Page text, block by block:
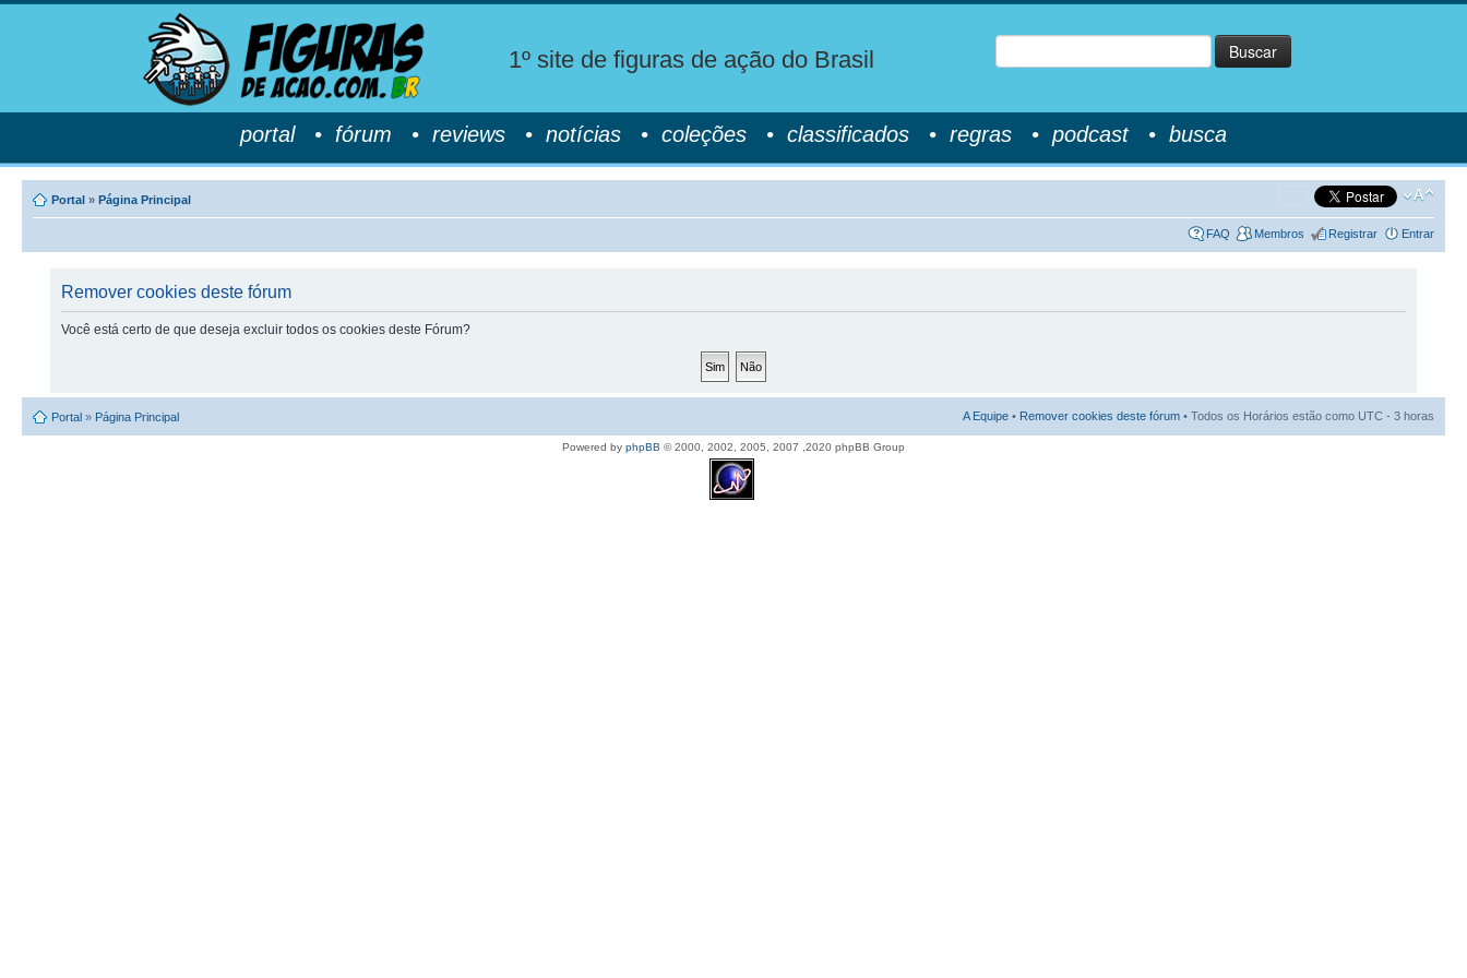
1º site de figuras de ação do Brasil Buscar
portal• fórum • reviews • notícias • coleções • classificados • regras • podcast• busca
Portal » Página Principal
FAQ Membros Registrar Entrar
Remover cookies deste fórum
Você está certo de que deseja excluir todos os cookies deste Fórum?
Portal » Página Principal A Equipe • Remover cookies deste fórum • Todos os Horários estão como UTC - 3 horas
Powered by phpBB © 2000, 2002, 2005, 2007 ,2020 phpBB Group